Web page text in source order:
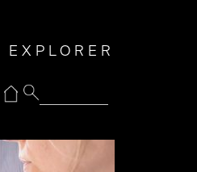
EXPLORER
⌂